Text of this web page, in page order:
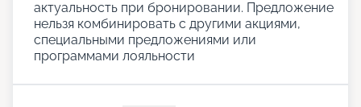
актуальность при бронировании. Предложение
нельзя комбинировать с другими акциями,
специальными предложениями или
программами лояльности